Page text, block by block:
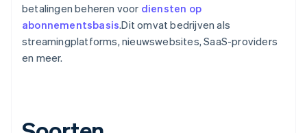
betalingen beheren voor diensten op
abonnementsbasis.Dit omvat bedrijven als
streamingplatforms, nieuwswebsites, SaaS-providers
en meer.